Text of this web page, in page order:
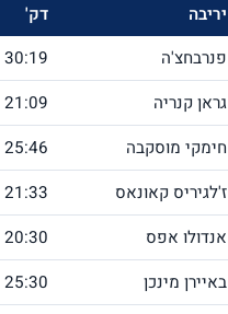
יריבה דק'
פנרבחצ'ה 30:19
גראן קנריה 21:09
חימקי מוסקבה 25:46
ז'לגיריס קאונאס 21:33
אנדולו אפס 20:30
באיירן מינכן 25:30